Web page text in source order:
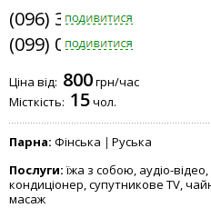
(096) 344-5008
(099) 033-0068
Ціна від: 800грн/час
Місткість: 15чол.
Парна: Фінська
Руська
Послуги: їжа з собою, аудіо-
кондиціонер, супутникове TV,
масаж